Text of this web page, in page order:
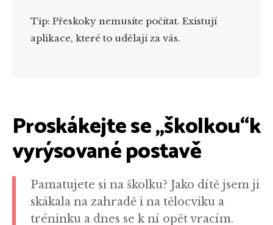
Tip: Přeskoky nemusíte počítat. Existují
aplikace, které to udělají za vás.
Proskákejte se „školkou“k
vyrýsované postavě
Pamatujete si na školku? Jako dítě jsem ji
skákala na zahradě i na tělocviku a
tréninku a dnes se k ní opět vracím.